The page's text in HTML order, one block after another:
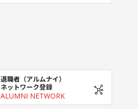
退職者（アルムナイ）
ネットワーク登録
ALUMNI NETWORK